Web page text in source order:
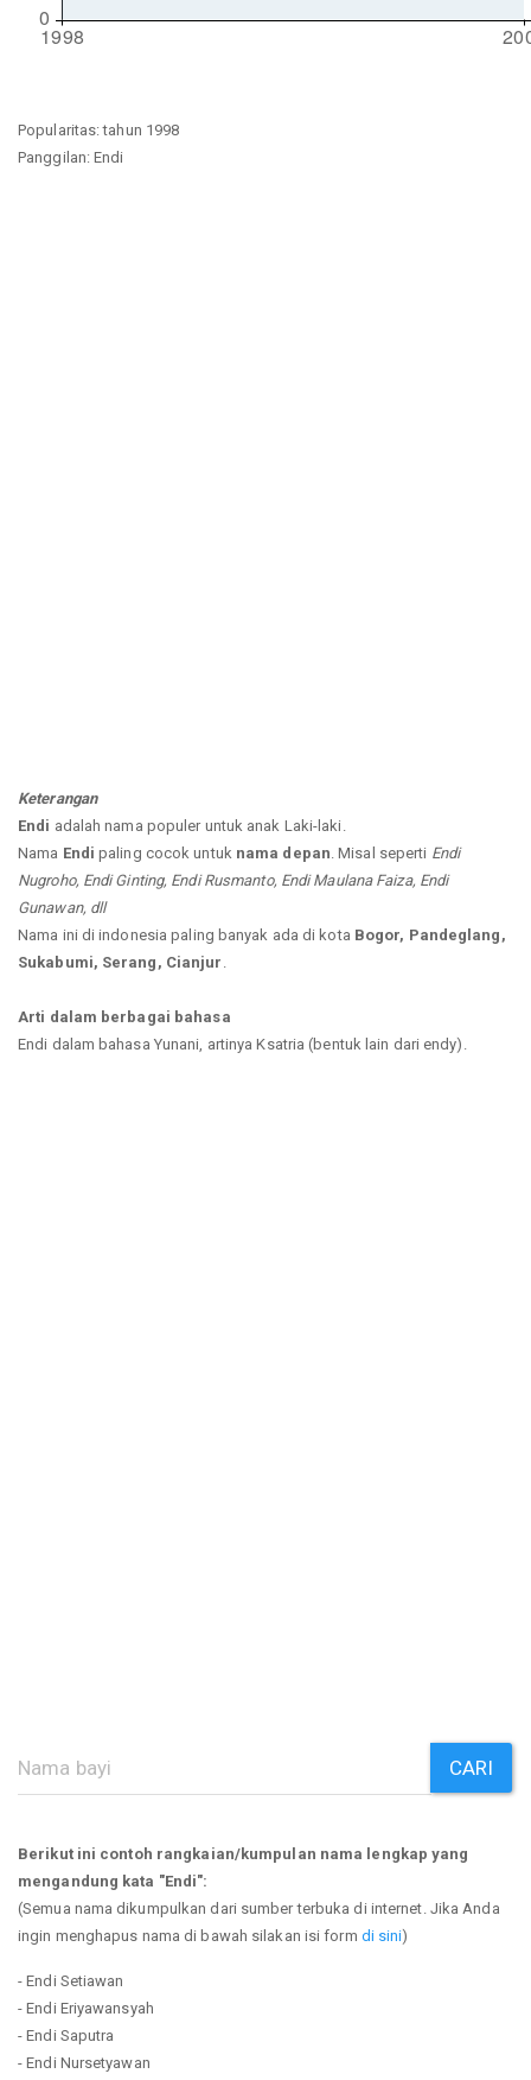
Popularitas: tahun 1998
Panggilan: Endi
Keterangan
Endi adalah nama populer untuk anak Laki-laki.
Nama Endi paling cocok untuk nama depan . Misal seperti Endi
Nugroho, Endi Ginting, Endi Rusmanto, Endi Maulana Faiza, Endi
Gunawan, dll
Nama ini di indonesia paling banyak ada di kota Bogor, Pandeglang,
Sukabumi, Serang, Cianjur
Arti dalam berbagai bahasa
Endi dalam bahasa Yunani, artinya Ksatria (bentuk lain dari endy).
CARI
Berikut ini contoh rangkaian/kumpulan nama lengkap yang
mengandung kata "Endi":
(Semua nama dikumpulkan dari sumber terbuka di internet. Jika Anda
ingin menghapus nama di bawah silakan isi form di sini)
- Endi Setiawan
- Endi Eriyawansyah
- Endi Saputra
- Endi Nursetyawan